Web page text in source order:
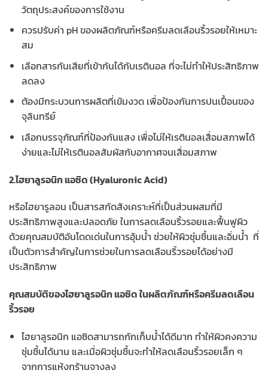
วัตถุประสงค์ของการใช้งาน
ควรปรับค่า pH ของผลิตภัณฑ์หรือครีมลดเลือนริ้วรอยให้เหมาะ
สม
เลือกสารกันเสียที่เข้ากันได้กับเรตินอล ที่จะไม่ทำให้ประสิทธิภาพ
ลดลง
ต้องมีกระบวนการผลิตที่เข้มงวด เพื่อป้องกันการปนเปื้อนของ
จุลินทรีย์
เลือกบรรจุภัณฑ์ที่ป้องกันแสง เพื่อไม่ให้เรตินอลเสื่อมสภาพได้
ง่ายและไม่ให้เรตินอลสัมผัสกับอากาศจนเสื่อมสภาพ
2.ไฮยาลูรอนิก แอซิด (Hyaluronic Acid)
หรือไฮยารูลอน เป็นสารสกัดสังเคราะห์ที่เป็นส่วนผสมที่มี
ประสิทธิภาพสูงและปลอดภัย ในการลดเลือนริ้วรอยและฟื้นฟูผิว
ด้วยคุณสมบัติอันโดดเด่นในการอุ้มน้ำ ช่วยให้ผิวชุ่มชื้นและอิ่มน้ำ ที่
เป็นตัวการสำคัญในการช่วยในการลดเลือนริ้วรอยได้อย่างมี
ประสิทธิภาพ
คุณสมบัติของไฮยาลูรอนิก แอซิด ในผลิตภัณฑ์หรือครีมลดเลือน
ริ้วรอย
ไฮยาลูรอนิก แอซิดสามารถกักเก็บน้ำได้ดีมาก ทำให้ผิวคงความ
ชุ่มชื้นได้นาน และเมื่อผิวชุ่มชื้นจะทำให้ลดเลือนริ้วรอยเล็ก ๆ
จากการแห้งกร้านจางลง